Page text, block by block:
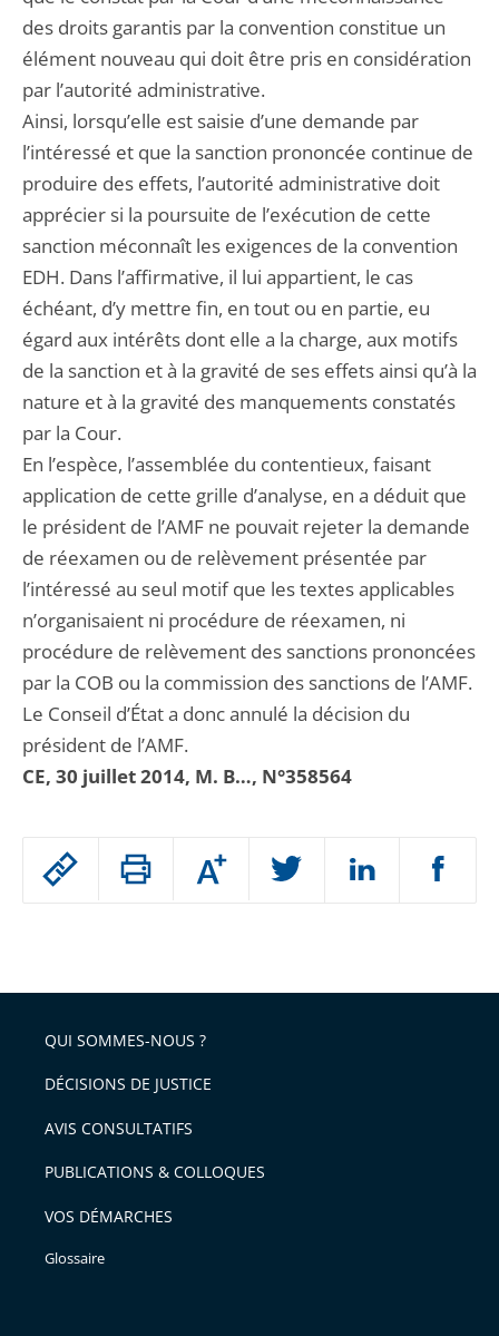
Passer
arriver
après
Augmenter
ou
l'article
pour
avant
des droits garantis par la convention constitue un
élément nouveau qui doit être pris en considération
par l’autorité administrative.
Ainsi, lorsqu’elle est saisie d’une demande par
l’intéressé et que la sanction prononcée continue de
produire des effets, l’autorité administrative doit
apprécier si la poursuite de l’exécution de cette
sanction méconnaît les exigences de la convention
EDH. Dans l’affirmative, il lui appartient, le cas
échéant, d’y mettre fin, en tout ou en partie, eu
égard aux intérêts dont elle a la charge, aux motifs
de la sanction et à la gravité de ses effets ainsi qu’à la
nature et à la gravité des manquements constatés
par la Cour.
En l’espèce, l’assemblée du contentieux, faisant
application de cette grille d’analyse, en a déduit que
le président de l’AMF ne pouvait rejeter la demande
de réexamen ou de relèvement présentée par
l’intéressé au seul motif que les textes applicables
n’organisaient ni procédure de réexamen, ni
procédure de relèvement des sanctions prononcées
par la COB ou la commission des sanctions de l’AMF.
Le Conseil d’État a donc annulé la décision du
président de l’AMF.
CE, 30 juillet 2014, M. B…, N°358564
QUI SOMMES-NOUS ?
DÉCISIONS DE JUSTICE
AVIS CONSULTATIFS
PUBLICATIONS & COLLOQUES
VOS DÉMARCHES
Glossaire